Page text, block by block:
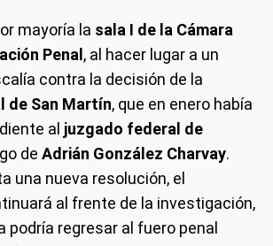
mayoría la sala I de la Cámara
Penal , al hacer lugar a un
contra la decisión de la
de San Martín, que en enero había
al juzgado federal de
de Adrián González Charvay.
una nueva resolución, el
al frente de la investigación,
podría regresar al fuero penal